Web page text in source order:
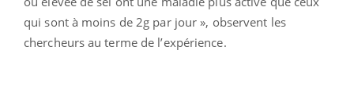
qui sont à moins de 2g par jour », observent les
chercheurs au terme de l’expérience.